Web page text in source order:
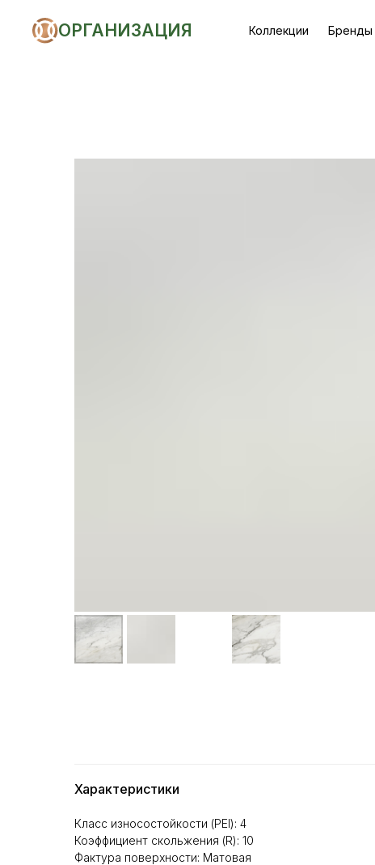
ОРГАНИЗАЦИЯ Коллекции Бренды
Характеристики
Класс износостойкости (PEI): 4
Коэффициент скольжения (R): 10
Фактура поверхности: Матовая